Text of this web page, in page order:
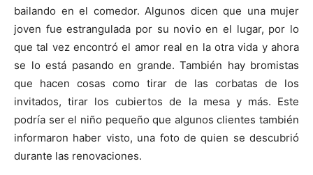
bailando en el comedor. Algunos dicen que una mujer
joven fue estrangulada por su novio en el lugar, por lo
que tal vez encontró el amor real en la otra vida y ahora
se lo está pasando en grande. También hay bromistas
que hacen cosas como tirar de las corbatas de los
invitados, tirar los cubiertos de la mesa y más. Este
podría ser el niño pequeño que algunos clientes también
informaron haber visto, una foto de quien se descubrió
durante las renovaciones.